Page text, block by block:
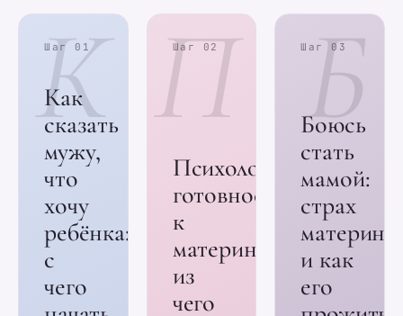
Шаг 01
К
Как
сказать
мужу,
что
хочу
ребёнка:
с
чего
Шаг 02
П
Психологическая
готовность
к
материнству:
из
чего
Шаг 03
Б
Боюсь
стать
мамой:
страх
и как
его